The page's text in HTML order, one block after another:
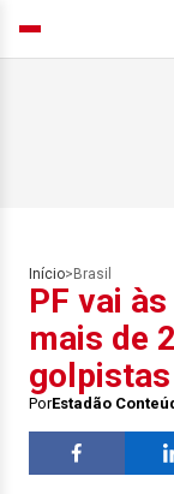
Início> Brasil
PF vai
mais de
PorEstadão